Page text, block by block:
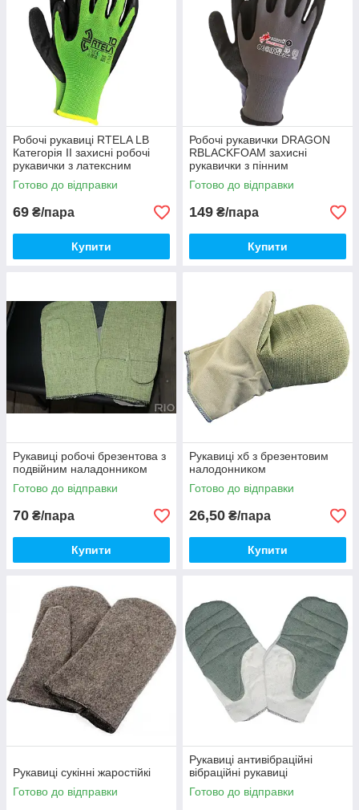
Робочі рукавиці RTELA LB
Категорія II захисні робочі
рукавички з латексним
покриттям
Готово до відправки
69 ₴/пара
Купити
Робочі рукавички DRAGON
RBLACKFOAM захисні
рукавички з пінним
латексним покриттям
Готово до відправки
149 ₴/пара
Купити
Рукавиці робочі брезентова з
подвійним наладонником
Готово до відправки
70 ₴/пара
Купити
Рукавиці хб з брезентовим
налодонником
Готово до відправки
26,50 ₴/пара
Купити
Рукавиці сукінні жаростійкі
Готово до відправки
Рукавиці антивібраційні
вібраційні рукавиці
Готово до відправки